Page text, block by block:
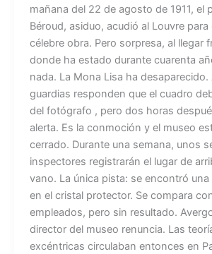
mañana del 22 de agosto de 1911, el
Béroud, asiduo, acudió al Louvre para
célebre obra. Pero sorpresa, al llegar
donde ha estado durante cuarenta
nada. La Mona Lisa ha
guardias responden que el cuadro
del fotógrafo , pero dos horas
alerta. Es la conmoción y el museo
cerrado. Durante una semana, unos
inspectores registrarán el lugar de
vano. La única pista: se encontró una
en el cristal protector. Se compara
empleados, pero sin resultado.
director del museo renuncia. Las
excéntricas circulaban entonces en